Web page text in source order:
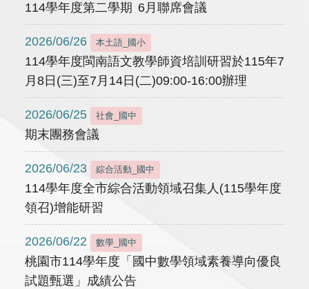
114學年度第二學期 6月聯席會議
2026/06/26 本土語_國小
114學年度閩南語文教學師資培訓研習於115年7
月8日(三)至7月14日(二)09:00-16:00辦理
2026/06/25 社會_國中
期末團務會議
2026/06/23 綜合活動_國中
114學年度全市綜合活動領域召集人(115學年度
領召)增能研習
2026/06/22 數學_國中
桃園市114學年度「國中數學領域素養導向優良
試題甄選」成績公告